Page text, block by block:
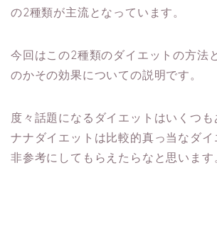
の2種類が主流となっています。
今回はこの2種類のダイエットの方法
のかその効果についての説明です。
度々話題になるダイエットはいくつ
ナナダイエットは比較的真っ当なダイ
非参考にしてもらえたらなと思います